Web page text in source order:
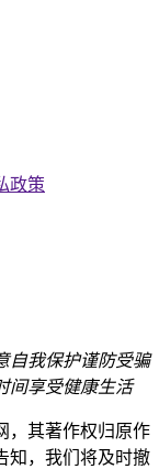
政策
自我保护谨防受骗
间享受健康生活
，其著作权归原作
知，我们将及时撤